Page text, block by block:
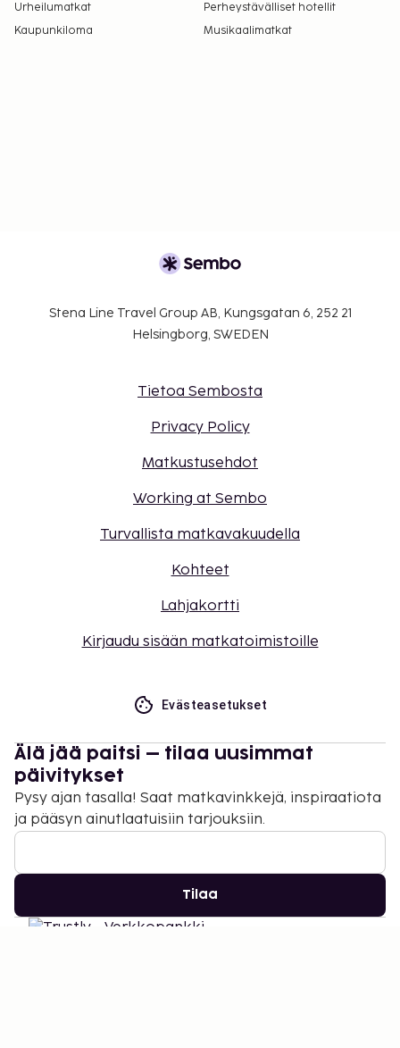
Urheilumatkat
Perheystävälliset hotellit
Kaupunkiloma
Musikaalimatkat
Stena Line Travel Group AB, Kungsgatan 6, 252 21
Helsingborg, SWEDEN
Tietoa Sembosta
Privacy Policy
Matkustusehdot
Working at Sembo
Turvallista matkavakuudella
Kohteet
Lahjakortti
Kirjaudu sisään matkatoimistoille
Evästeasetukset
Älä jää paitsi – tilaa uusimmat
päivitykset
Pysy ajan tasalla! Saat matkavinkkejä, inspiraatiota
ja pääsyn ainutlaatuisiin tarjouksiin.
Tilaa